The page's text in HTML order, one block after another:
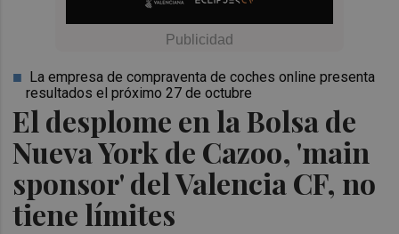
El desplome en la Bolsa de
Nueva York de Cazoo, 'main
sponsor' del Valencia CF, no
tiene límites
La empresa de compraventa de coches online presenta
resultados el próximo 27 de octubre